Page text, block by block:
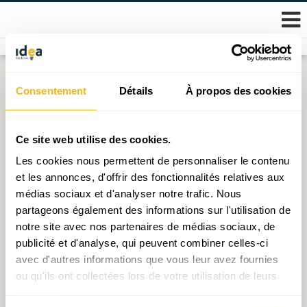
Consentement Détails À propos des cookies
Ce site web utilise des cookies.
Les cookies nous permettent de personnaliser le contenu
et les annonces, d'offrir des fonctionnalités relatives aux
médias sociaux et d'analyser notre trafic. Nous
partageons également des informations sur l'utilisation de
notre site avec nos partenaires de médias sociaux, de
publicité et d'analyse, qui peuvent combiner celles-ci
avec d'autres informations que vous leur avez fournies
ou qu'ils ont collectées lors de votre utilisation de leurs
Skip
content
Étiquette : carburant
Décryptage N°30 : Äddi Tanktourismus ? – Les effets
potentiels
Publié le14.03.2024par Nathalie Koch
Vers un marché ETS II pour réduire les émissions
dans le secteur du transport routier ?
Publié le31.01.2024parMamadou Gueye